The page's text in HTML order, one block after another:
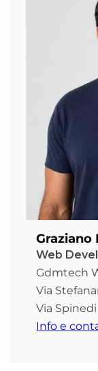
Graziano
Web
Gdmtech
Via
Via
Info e